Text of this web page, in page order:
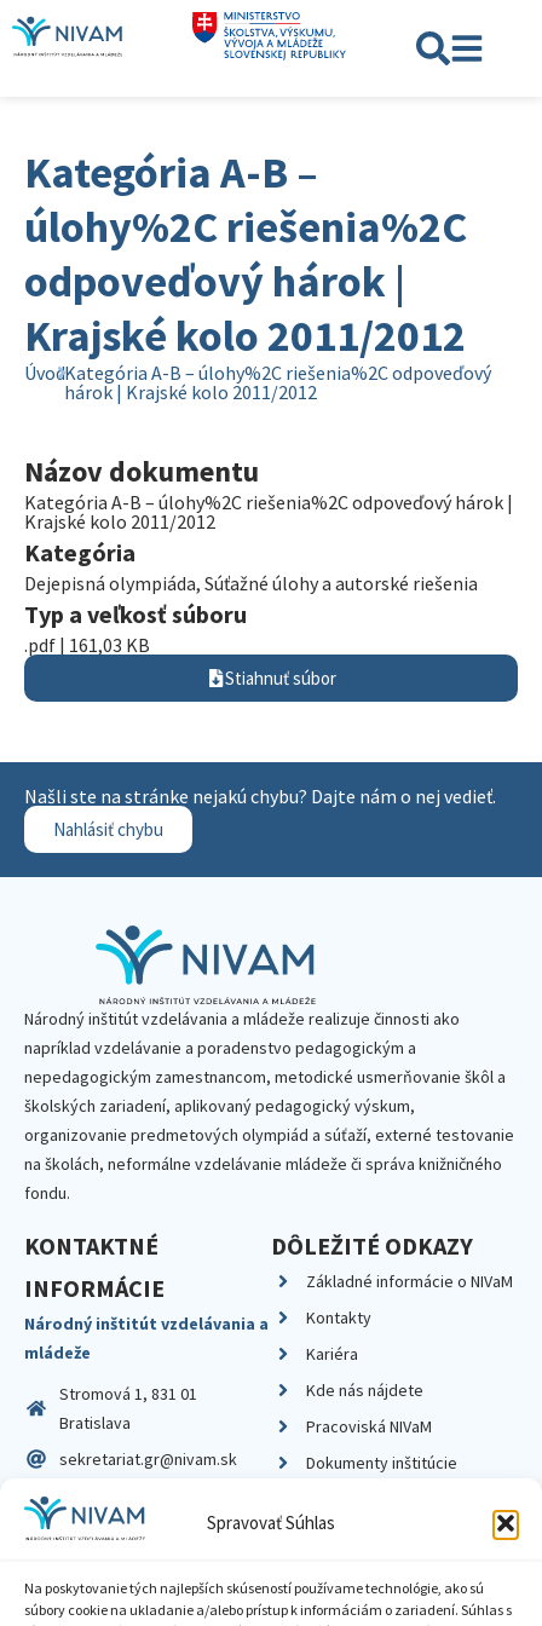
Spravovať Súhlas
Na poskytovanie tých najlepších skúseností používame technológie, ako sú
súbory cookie na ukladanie a/alebo prístup k informáciám o zariadení. Súhlas s
Kategória A-B –
úlohy%2C riešenia%2C
odpoveďový hárok |
Krajské kolo 2011/2012
ÚvodKategória A-B – úlohy%2C riešenia%2C odpoveďový
hárok | Krajské kolo 2011/2012
Názov dokumentu
Kategória A-B – úlohy%2C riešenia%2C odpoveďový hárok |
Krajské kolo 2011/2012
Kategória
Dejepisná olympiáda, Súťažné úlohy a autorské riešenia
Typ a veľkosť súboru
.pdf | 161,03 KB
Stiahnuť súbor
Našli ste na stránke nejakú chybu? Dajte nám o nej vedieť.
Nahlásiť chybu
Národný inštitút vzdelávania a mládeže realizuje činnosti ako
napríklad vzdelávanie a poradenstvo pedagogickým a
nepedagogickým zamestnancom, metodické usmerňovanie škôl a
školských zariadení, aplikovaný pedagogický výskum,
organizovanie predmetových olympiád a súťaží, externé testovanie
na školách, neformálne vzdelávanie mládeže či správa knižničného
fondu.
KONTAKTNÉ
INFORMÁCIE
Národný inštitút vzdelávania a
mládeže
Stromová 1, 831 01
Bratislava
sekretariat.gr@nivam.sk
IČO: 00164348
DIČ: 2020798714
DÔLEŽITÉ ODKAZY
Základné informácie o NIVaM
Kontakty
Kariéra
Kde nás nájdete
Pracoviská NIVaM
Dokumenty inštitúcie